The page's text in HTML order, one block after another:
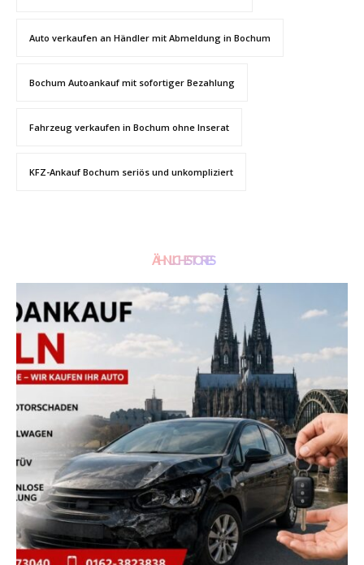
Auto verkaufen an Händler mit Abmeldung in Bochum
Bochum Autoankauf mit sofortiger Bezahlung
Fahrzeug verkaufen in Bochum ohne Inserat
KFZ-Ankauf Bochum seriös und unkompliziert
ÄHNLICHE STORIES